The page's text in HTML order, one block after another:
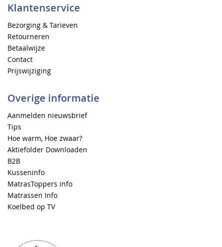
Klantenservice
Bezorging & Tarieven
Retourneren
Betaalwijze
Contact
Prijswijziging
Overige informatie
Aanmelden nieuwsbrief
Tips
Hoe warm, Hoe zwaar?
Aktiefolder Downloaden
B2B
Kusseninfo
MatrasToppers info
Matrassen Info
Koelbed op TV